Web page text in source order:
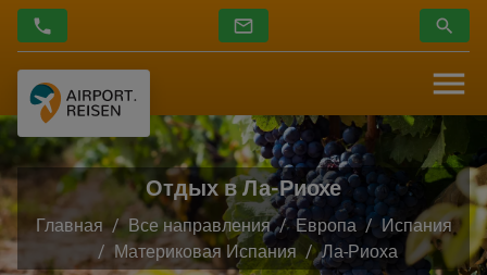
Отдых в Ла-Риохе
Главная Все направления Европа
Испания
Материковая Испания
Ла-Риоха